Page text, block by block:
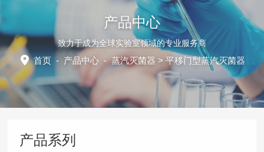
产品中心
致力于成为全球实验室领域的专业服务商
首页 - 产品中心 -蒸汽灭菌器 > 平移门型蒸汽灭菌器
产品系列